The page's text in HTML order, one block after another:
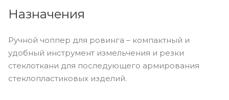
Назначения
Ручной чоппер для ровинга – компактный и
удобный инструмент измельчения и резки
стеклоткани для последующего армирования
стеклопластиковых изделий.